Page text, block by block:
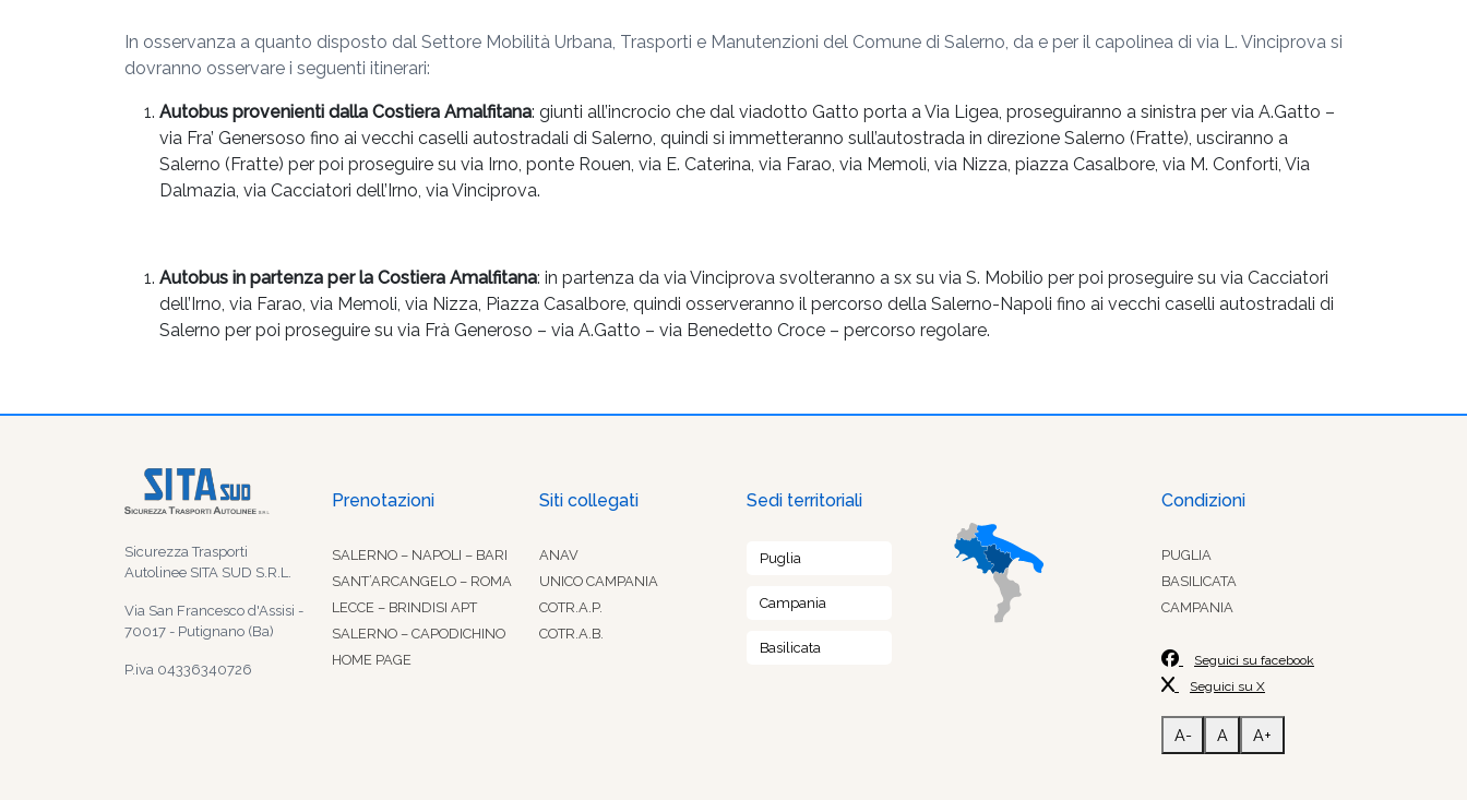
In osservanza a quanto disposto dal Settore Mobilità Urbana, Trasporti e Manutenzioni del Comune di Salerno, da e per il capolinea di via L. Vinciprova si
dovranno osservare i seguenti itinerari:
Autobus provenienti dalla Costiera Amalfitana: giunti all’incrocio che dal viadotto Gatto porta a Via Ligea, proseguiranno a sinistra per via A.Gatto –
via Fra’ Genersoso fino ai vecchi caselli autostradali di Salerno, quindi si immetteranno sull’autostrada in direzione Salerno (Fratte), usciranno a
Salerno (Fratte) per poi proseguire su via Irno, ponte Rouen, via E. Caterina, via Farao, via Memoli, via Nizza, piazza Casalbore, via M. Conforti, Via
Dalmazia, via Cacciatori dell’Irno, via Vinciprova.
Autobus in partenza per la Costiera Amalfitana: in partenza da via Vinciprova svolteranno a sx su via S. Mobilio per poi proseguire su via Cacciatori
dell’Irno, via Farao, via Memoli, via Nizza, Piazza Casalbore, quindi osserveranno il percorso della Salerno-Napoli fino ai vecchi caselli autostradali di
Salerno per poi proseguire su via Frà Generoso – via A.Gatto – via Benedetto Croce – percorso regolare.
Sicurezza Trasporti
Autolinee SITA SUD S.R.L.
Via San Francesco d'Assisi -
70017 - Putignano (Ba)
P.iva 04336340726
Prenotazioni
SALERNO – NAPOLI – BARI
SANT’ARCANGELO – ROMA
LECCE – BRINDISI APT
SALERNO – CAPODICHINO
HOME PAGE
Siti collegati
ANAV
UNICO CAMPANIA
COTR.A.P.
COTR.A.B.
Sedi territoriali
Puglia
Campania
Basilicata
Condizioni
PUGLIA
BASILICATA
CAMPANIA
Seguici su facebook
Seguici su X
A- A A+